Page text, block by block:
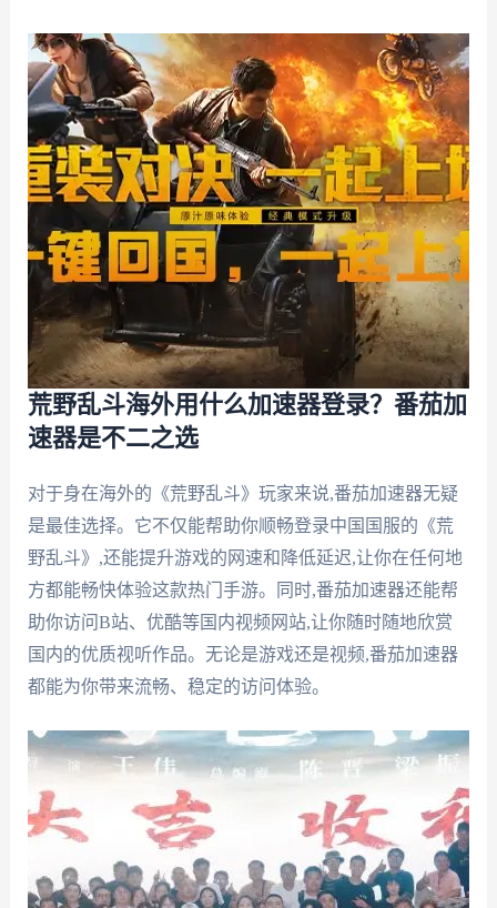
荒野乱斗海外用什么加速器登录？番茄加
速器是不二之选
对于身在海外的《荒野乱斗》玩家来说,番茄加速器无疑
是最佳选择。它不仅能帮助你顺畅登录中国国服的《荒
野乱斗》,还能提升游戏的网速和降低延迟,让你在任何地
方都能畅快体验这款热门手游。同时,番茄加速器还能帮
助你访问B站、优酷等国内视频网站,让你随时随地欣赏
国内的优质视听作品。无论是游戏还是视频,番茄加速器
都能为你带来流畅、稳定的访问体验。